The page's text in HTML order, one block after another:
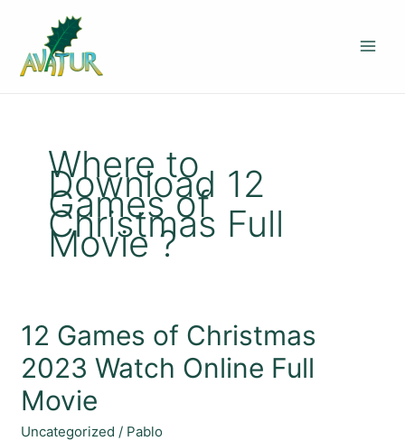
contenido
Where to
Download 12
Games of
Christmas Full
Movie ?
12 Games of Christmas
2023 Watch Online Full
Movie
Uncategorized / Pablo
12
Games
of
Christmas
2023
Watch